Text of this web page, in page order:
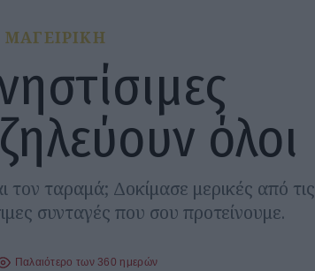
ΜΑΓΕΙΡΙΚΗ
όλοι
τον ταραμά; Δοκίμασε μερικές από τις
συνταγές που σου προτείνουμε.
Παλαιότερο των 360 ημερών